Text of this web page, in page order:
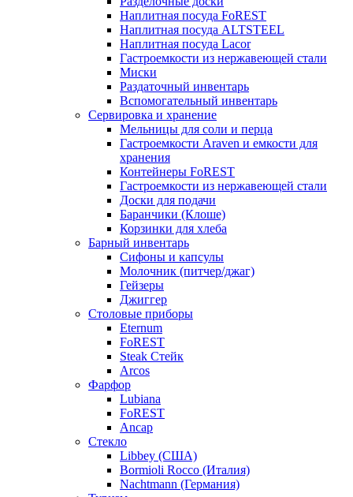
Наплитная посуда FoREST
Наплитная посуда ALTSTEEL
Наплитная посуда Lacor
Гастроемкости из нержавеющей стали
Миски
Раздаточный инвентарь
Вспомогательный инвентарь
Сервировка и хранение
Мельницы для соли и перца
Гастроемкости Araven и емкости для
хранения
Контейнеры FoREST
Гастроемкости из нержавеющей стали
Доски для подачи
Баранчики (Клоше)
Корзинки для хлеба
Барный инвентарь
Сифоны и капсулы
Молочник (питчер/джаг)
Гейзеры
Джиггер
Столовые приборы
Eternum
FoREST
Steak Стейк
Arcos
Фарфор
Lubiana
FoREST
Ancap
Стекло
Libbey (США)
Bormioli Rocco (Италия)
Nachtmann (Германия)